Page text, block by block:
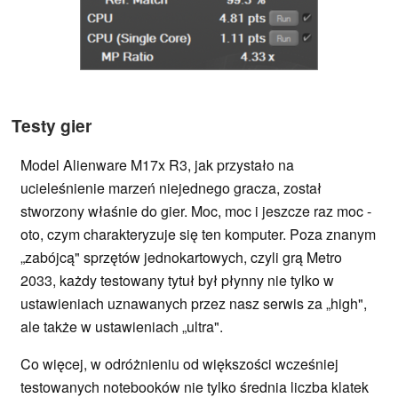
Testy gier
Model Alienware M17x R3, jak przystało na
ucieleśnienie marzeń niejednego gracza, został
stworzony właśnie do gier. Moc, moc i jeszcze raz moc -
oto, czym charakteryzuje się ten komputer. Poza znanym
„zabójcą" sprzętów jednokartowych, czyli grą Metro
2033, każdy testowany tytuł był płynny nie tylko w
ustawieniach uznawanych przez nasz serwis za „high",
ale także w ustawieniach „ultra".
Co więcej, w odróżnieniu od większości wcześniej
testowanych notebooków nie tylko średnia liczba klatek